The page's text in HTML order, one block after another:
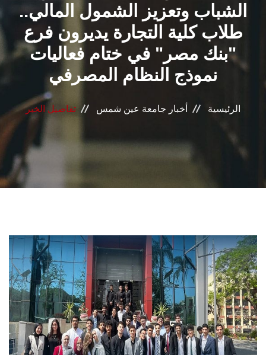
البحث العلمي
الرعاية الصحية
المراكز والوحدات
الأنظمة الذكية
الإعلام
تواصل معنا
هيئة التدريس
الدراسات العليا
الخريجين
الموظفون
الشباب وتعزيز الشمول المالي..
طلاب كلية التجارة يديرون فرع
"بنك مصر" في ختام فعاليات
نموذج النظام المصرفي
الرئيسية أخبار جامعة عين شمس تفاصيل الخبر